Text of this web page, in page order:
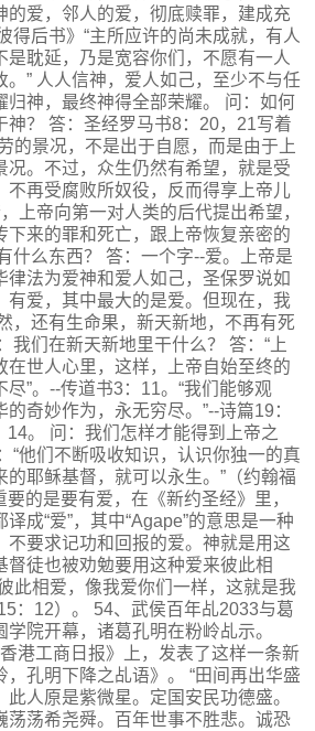
的爱，邻人的爱，彻底赎罪，建成充
得后书》“主所应许的尚未成就，有人
是耽延，乃是宽容你们，不愿有一人
。” 人人信神，爱人如己，至少不与任
归神，最终神得全部荣耀。 问：如何
神？ 答：圣经罗马书8：20，21写着
的景况，不是出于自愿，而是由于上
况。不过，众生仍然有希望，就是受
不再受腐败所奴役，反而得享上帝儿
上帝向第一对人类的后代提出希望，
下来的罪和死亡，跟上帝恢复亲密的
什么东西？ 答：一个字--爱。上帝是
律法为爱神和爱人如己，圣保罗说如
有爱，其中最大的是爱。但现在，我
，还有生命果，新天新地，不再有死
我们在新天新地里干什么？ 答：“上
世人心里，这样，上帝自始至终的
”。--传道书3：11。“我们能够观
奇妙作为，永无穷尽。”--诗篇19：
。 问：我们怎样才能得到上帝之
“他们不断吸收知识，认识你独一的真
耶稣基督，就可以永生。”（约翰福
的是要有爱，在《新约圣经》里，
成“爱”，其中“Agape”的意思是一种
不要求记功和回报的爱。神就是用这
督徒也被劝勉要用这种爱来彼此相
此相爱，像我爱你们一样，这就是我
：12）。 54、武侯百年乩2033与葛
院开幕，诸葛孔明在粉岭乩示。
港工商日报》上，发表了这样一条新
，孔明下降之乩语》。 “田间再出华盛
人原是紫微星。定国安民功德盛。
荡荡希尧舜。百年世事不胜悲。诚恐